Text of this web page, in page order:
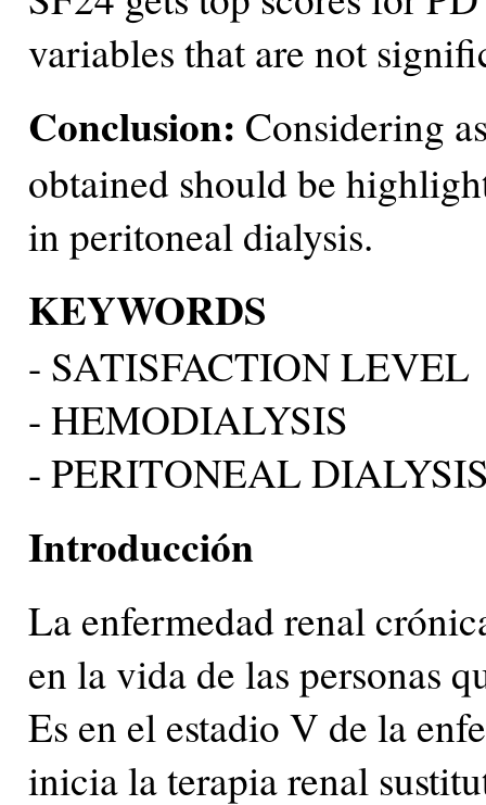
variables that are not
Conclusion: Considering
obtained should be
in peritoneal dialysis.
KEYWORDS
- SATISFACTION LEVEL
- HEMODIALYSIS
- PERITONEAL
Introducción
La enfermedad renal
en la vida de las personas
Es en el estadio V de la
inicia la terapia renal